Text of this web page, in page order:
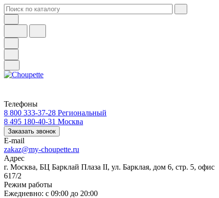
Телефоны
8 800 333-37-28 Региональный
8 495 180-40-31 Москва
Заказать звонок
E-mail
zakaz@my-choupette.ru
Адрес
г. Москва, БЦ Барклай Плаза II, ул. Барклая, дом 6, стр. 5, офис
617/2
Режим работы
Ежедневно: с 09:00 до 20:00